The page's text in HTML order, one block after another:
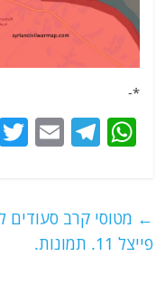
*-
W
s
A
T
g
ra
E
l ← מטוסי קרב
פייצל 11. תמונות.